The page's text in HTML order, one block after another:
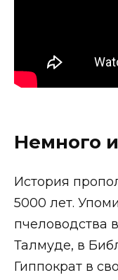
Немного
История
5000 лет.
пчеловодства
Талмуде, в
Гиппократ в